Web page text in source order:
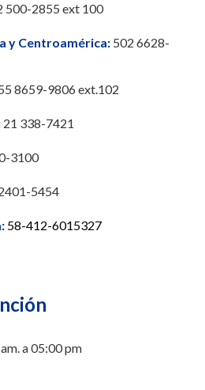
500-2855 ext 100
y Centroamérica: 502 6628-
8659-9806 ext.102
21 338-7421
3100
5454
58-412-6015327
a 05:00 pm